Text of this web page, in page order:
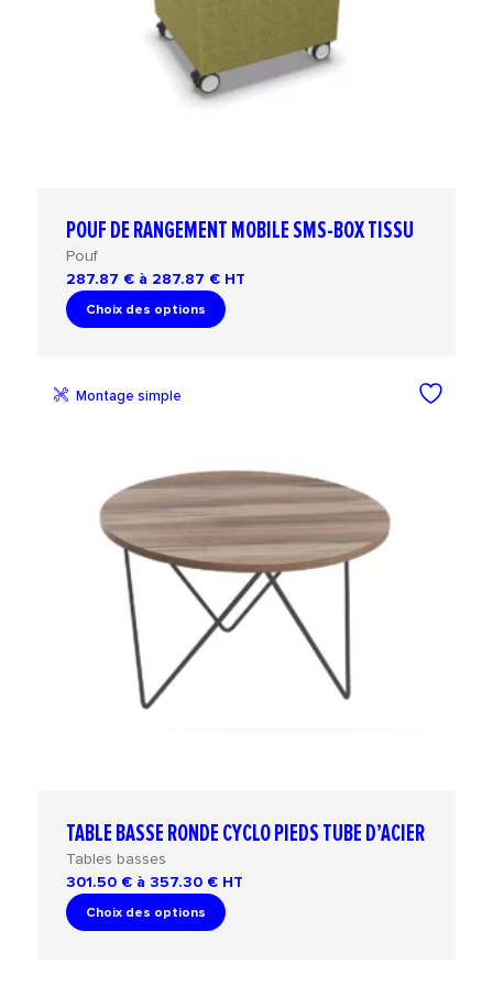
POUF DE RANGEMENT MOBILE SMS-BOX TISSU
Pouf
287.87 € à 287.87 € HT
Choix des options
TABLE BASSE RONDE CYCLO PIEDS TUBE D’ACIER
Tables basses
301.50 € à 357.30 € HT
Choix des options
Montage simple